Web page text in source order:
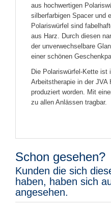
aus hochwertigen
silberfarbigen Spacer und
Polariswürfel sind
aus Harz. Durch diesen
der unverwechselbare
einer schönen
Die Polariswürfel-Kette ist
Arbeitstherapie in der JVA
produziert worden. Mit
zu allen Anlässen tragbar.
Schon gesehen?
Kunden die sich
haben, haben sich
angesehen.